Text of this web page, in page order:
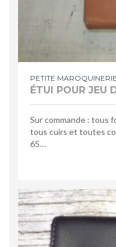
PETITE MAROQUINERIE
ÉTUI POUR JEU
Sur commande : tous
tous cuirs et toutes
65…